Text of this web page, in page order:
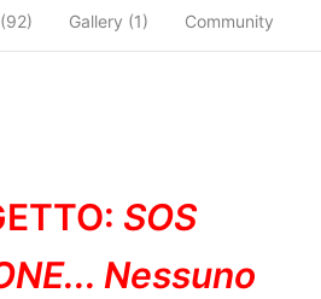
92) Gallery (1) Community
SOS
Nessuno